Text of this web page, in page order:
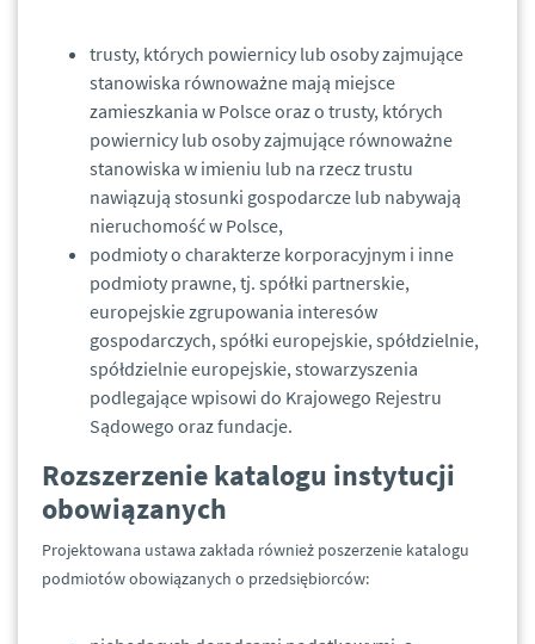
trusty, których powiernicy lub osoby zajmujące
stanowiska równoważne mają miejsce
zamieszkania w Polsce oraz o trusty, których
powiernicy lub osoby zajmujące równoważne
stanowiska w imieniu lub na rzecz trustu
nawiązują stosunki gospodarcze lub nabywają
nieruchomość w Polsce,
podmioty o charakterze korporacyjnym i inne
podmioty prawne, tj. spółki partnerskie,
europejskie zgrupowania interesów
gospodarczych, spółki europejskie, spółdzielnie,
spółdzielnie europejskie, stowarzyszenia
podlegające wpisowi do Krajowego Rejestru
Sądowego oraz fundacje.
Rozszerzenie katalogu instytucji
obowiązanych
Projektowana ustawa zakłada również poszerzenie katalogu
podmiotów obowiązanych o przedsiębiorców: